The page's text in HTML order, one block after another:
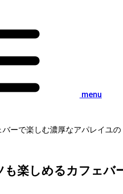
menu
ーで楽しむ濃厚なアパレイユの
も楽しめるカフェ